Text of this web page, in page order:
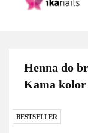
Henna do
Kama kolor
BESTSELLER